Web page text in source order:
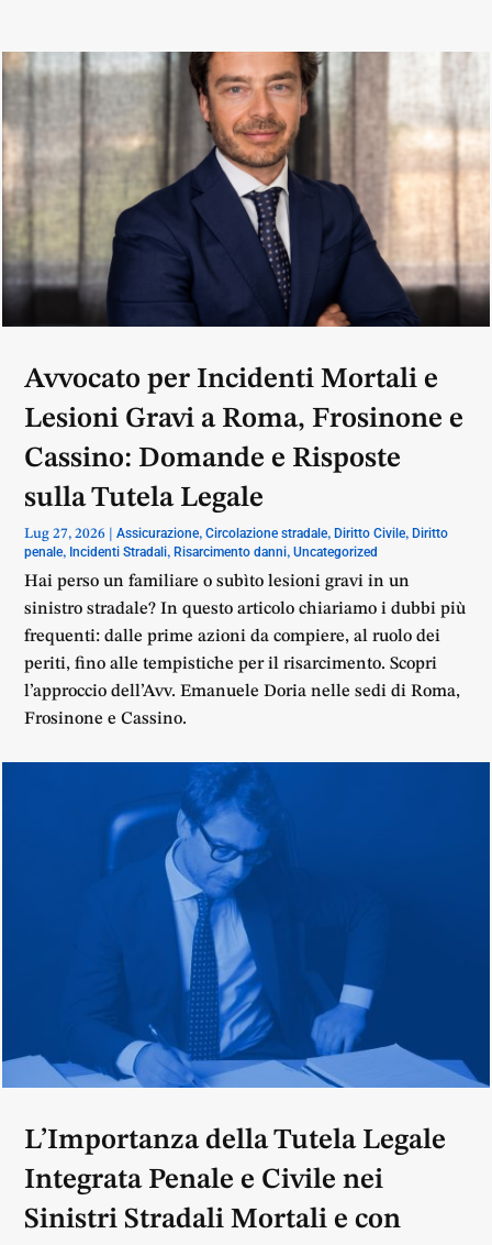
Avvocato per Incidenti Mortali e
Lesioni Gravi a Roma, Frosinone e
Cassino: Domande e Risposte
sulla Tutela Legale
Lug 27, 2026 |Assicurazione,Circolazione stradale, Diritto Civile, Diritto
penale, Incidenti Stradali, Risarcimento danni,Uncategorized
Hai perso un familiare o subìto lesioni gravi in un
sinistro stradale? In questo articolo chiariamo i dubbi più
frequenti: dalle prime azioni da compiere, al ruolo dei
periti, fino alle tempistiche per il risarcimento. Scopri
l’approccio dell’Avv. Emanuele Doria nelle sedi di Roma,
Frosinone e Cassino.
L’Importanza della Tutela Legale
Integrata Penale e Civile nei
Sinistri Stradali Mortali e con